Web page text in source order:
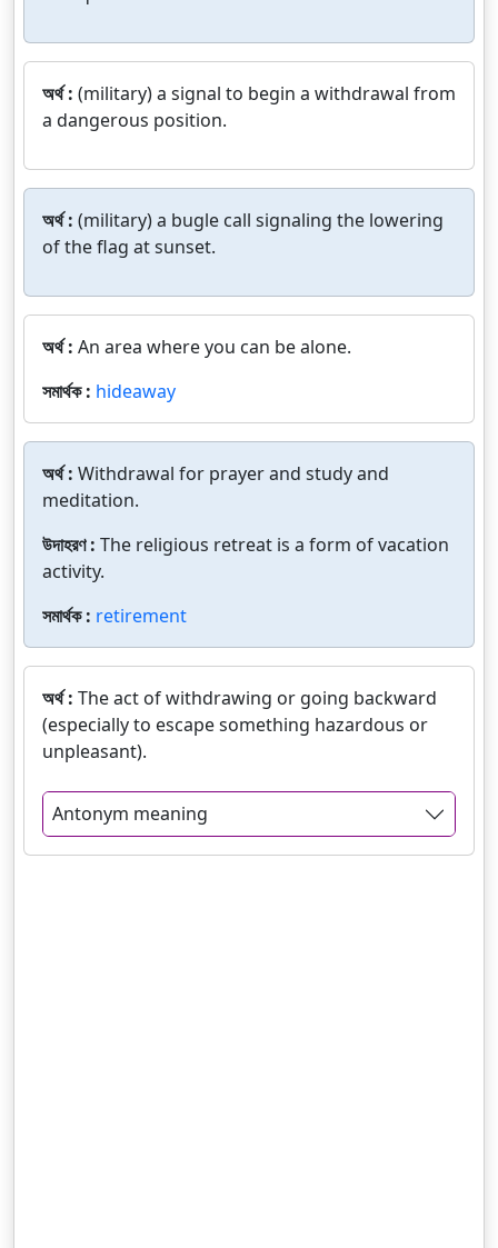
অর্থ : (military) a signal to begin a withdrawal from
a dangerous position.
অর্থ : (military) a bugle call signaling the lowering
of the flag at sunset.
অর্থ : An area where you can be alone.
সমার্থক : hideaway
অর্থ : Withdrawal for prayer and study and
meditation.
উদাহরণ : The religious retreat is a form of vacation
activity.
সমার্থক : retirement
অর্থ : The act of withdrawing or going backward
(especially to escape something hazardous or
unpleasant).
Antonym meaning